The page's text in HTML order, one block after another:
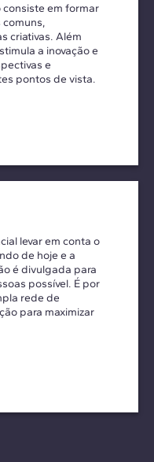
em formar
comuns,
criativas. Além
a inovação e
e
pontos de vista.
levar em conta o
de hoje e a
é divulgada para
possível. É por
rede de
para maximizar